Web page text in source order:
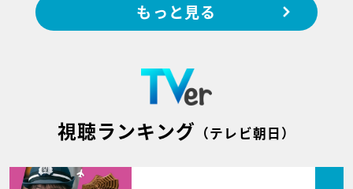
もっと見る
視聴ランキング （テレビ朝日）